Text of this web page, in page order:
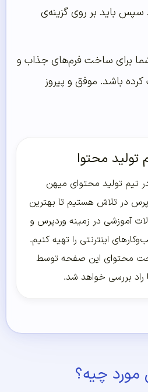
سپس باید بر روی گزینه‌ی
شما برای ساخت فرم‌های جذاب و
باشد. موفق و پیروز
تولید محتوا
تیم تولید محتوای میهن
در تلاش هستیم تا بهترین
آموزشی در زمینه وردپرس و
اینترنتی را تهیه کنیم.
محتوای این صفحه توسط
راد بررسی خواهد شد.
مورد چیه؟